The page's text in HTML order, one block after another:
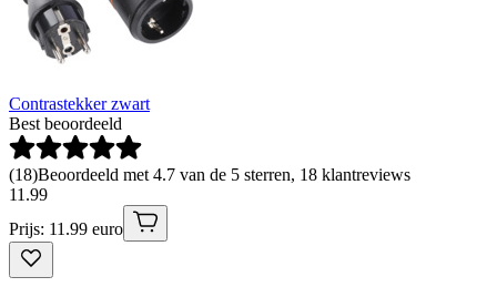
Contrastekker zwart
Best beoordeeld
(18)Beoordeeld met 4.7 van de 5 sterren, 18 klantreviews
11 .99
Prijs: 11.99 euro